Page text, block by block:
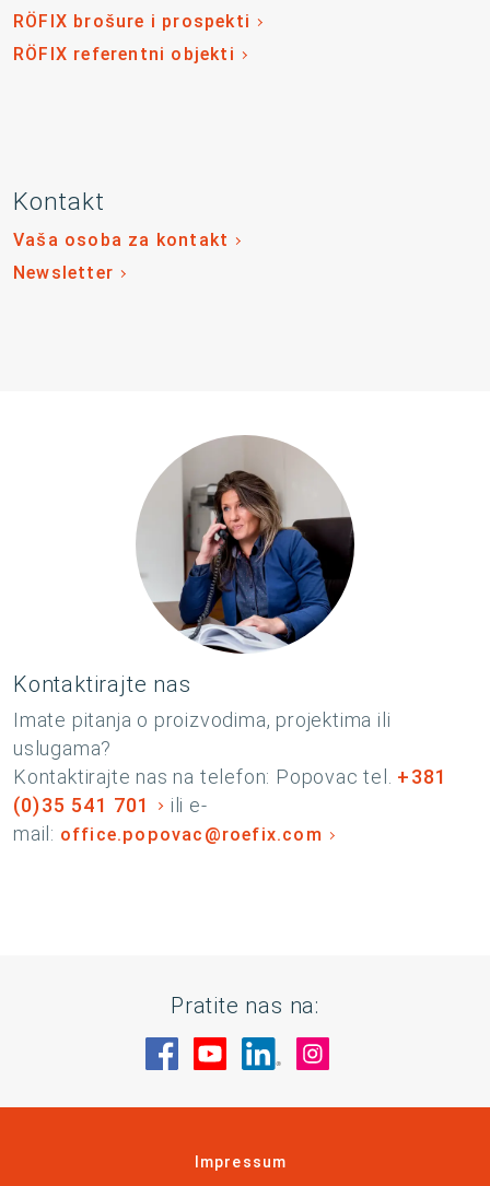
RÖFIX brošure i prospekti
RÖFIX referentni objekti
Kontakt
Vaša osoba za kontakt
Newsletter
Kontaktirajte nas
Imate pitanja o proizvodima, projektima ili
uslugama?
Kontaktirajte nas na telefon: Popovac tel. +381
(0)35 541 701
ili e-
mail: office.popovac@roefix.com
Pratite nas na:
Posetite nas na Facebook
Posetite nas na YouTube
Posetite nas na
Impressum